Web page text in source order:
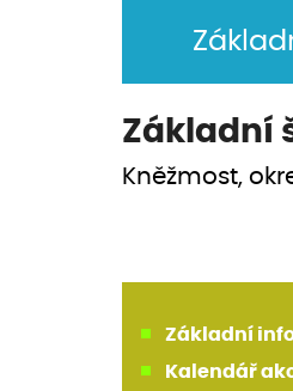
Základní
Kněžmost,
Základní
Kalendář